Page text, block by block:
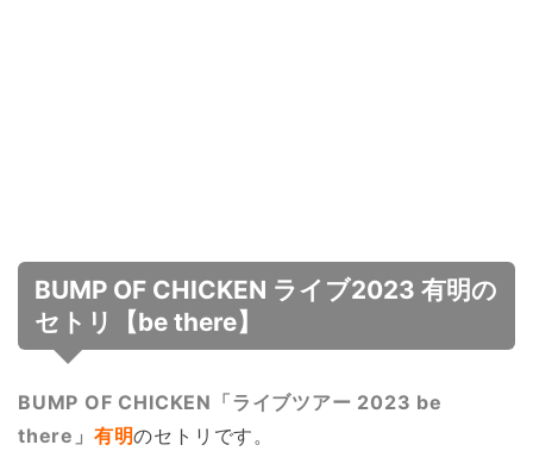
BUMP OF CHICKEN ライブ2023 有明の
セトリ【be there】
BUMP OF CHICKEN「ライブツアー 2023 be
there」 有明のセトリです。